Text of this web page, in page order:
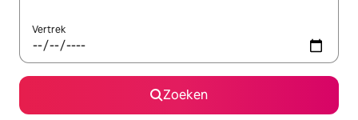
Vertrek
Zoeken